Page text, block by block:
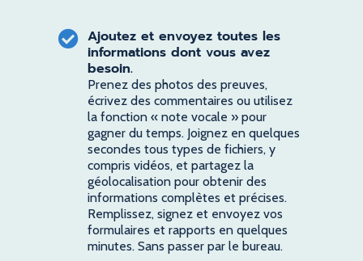
Ajoutez et envoyez toutes les
informations dont vous avez
besoin.
Prenez des photos des preuves,
écrivez des commentaires ou utilisez
la fonction « note vocale » pour
gagner du temps. Joignez en quelques
secondes tous types de fichiers, y
compris vidéos, et partagez la
géolocalisation pour obtenir des
informations complètes et précises.
Remplissez, signez et envoyez vos
formulaires et rapports en quelques
minutes. Sans passer par le bureau.